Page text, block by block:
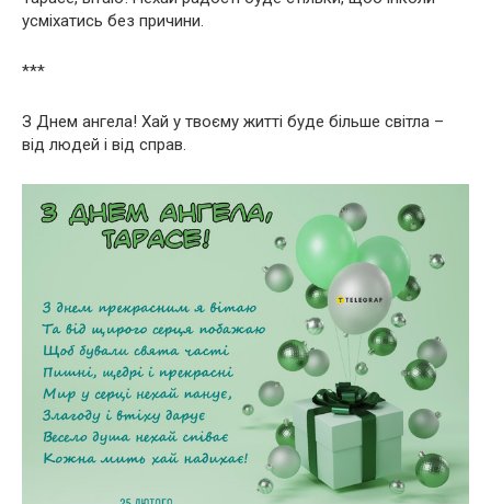
усміхатись без причини.
***
З Днем ангела! Хай у твоєму житті буде більше світла –
від людей і від справ.